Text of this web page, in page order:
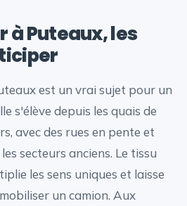
à Puteaux, les
est un vrai sujet pour un
s'élève depuis les quais de
avec des rues en pente et
secteurs anciens. Le tissu
les sens uniques et laisse
un camion. Aux